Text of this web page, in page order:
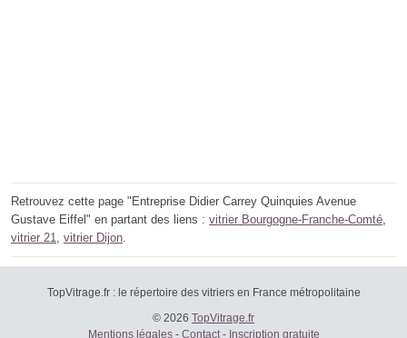
Retrouvez cette page "Entreprise Didier Carrey Quinquies Avenue
Gustave Eiffel" en partant des liens : vitrier Bourgogne-Franche-Comté,
vitrier 21, vitrier Dijon.
TopVitrage.fr : le répertoire des vitriers en France métropolitaine
© 2026 TopVitrage.fr
Mentions légales- Contact- Inscription gratuite